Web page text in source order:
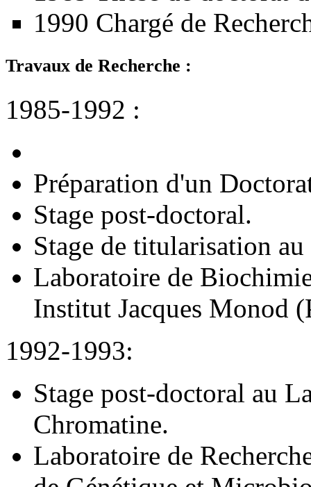
1990 Chargé de
Travaux de Recherche :
1985-1992 :
Préparation d'un
Stage post-doctoral.
Stage de titularisation
Laboratoire de
Institut Jacques Monod
1992-1993:
Stage post-doctoral au
Chromatine.
Laboratoire de